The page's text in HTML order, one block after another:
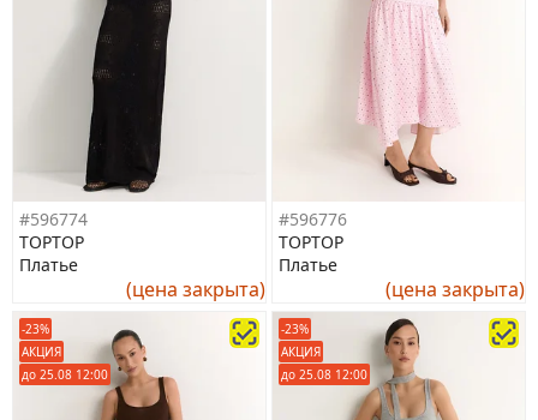
#596774
TOPTOP
Платье
(цена закрыта)
#596776
TOPTOP
Платье
(цена закрыта)
-23%
АКЦИЯ
до 25.08 12:00
-23%
АКЦИЯ
до 25.08 12:00